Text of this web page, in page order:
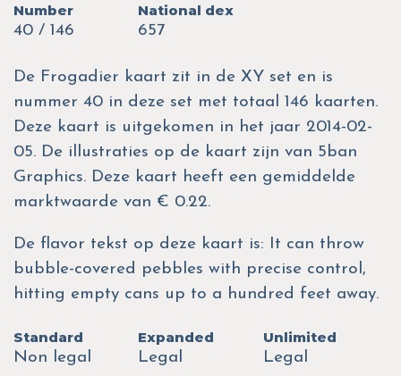
Number
40 / 146
National dex
657
De Frogadier kaart zit in de XY set en is
nummer 40 in deze set met totaal 146 kaarten.
Deze kaart is uitgekomen in het jaar 2014-02-
05. De illustraties op de kaart zijn van 5ban
Graphics. Deze kaart heeft een gemiddelde
marktwaarde van € 0.22.
De flavor tekst op deze kaart is: It can throw
bubble-covered pebbles with precise control,
hitting empty cans up to a hundred feet away.
Standard
Non legal
Expanded
Legal
Unlimited
Legal